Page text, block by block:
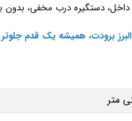
دستگیره درب مخفی، بدون
برودت، همیشه یک قدم